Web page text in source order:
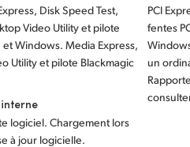
Disk Speed Test,
Video Utility et pilote
et Windows. Media Express,
Utility et pilote Blackmagic
logiciel. Chargement lors
à jour logicielle.
PCI
fentes
un